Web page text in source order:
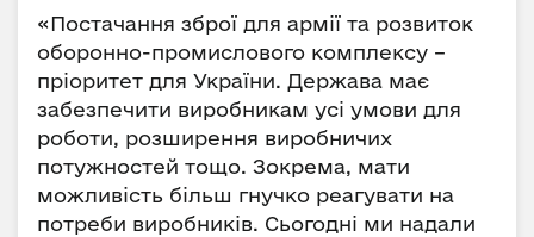
«Постачання зброї для армії та розвиток
оборонно-промислового комплексу –
пріоритет для України. Держава має
забезпечити виробникам усі умови для
роботи, розширення виробничих
потужностей тощо. Зокрема, мати
можливість більш гнучко реагувати на
потреби виробників. Сьогодні ми надали